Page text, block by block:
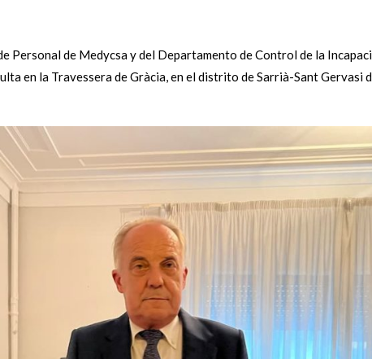
Personal de Medycsa y del Departamento de Control de la
en la Travessera de Gràcia, en el distrito de Sarrià-Sant Gervasi